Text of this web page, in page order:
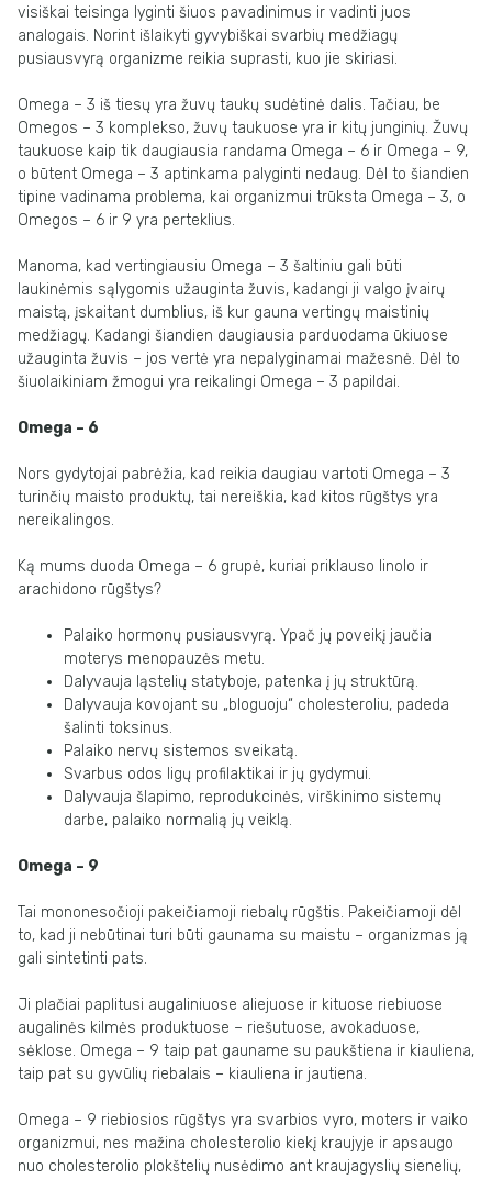
visiškai teisinga lyginti šiuos pavadinimus ir vadinti juos
analogais. Norint išlaikyti gyvybiškai svarbių medžiagų
pusiausvyrą organizme reikia suprasti, kuo jie skiriasi.
Omega – 3 iš tiesų yra žuvų taukų sudėtinė dalis. Tačiau, be
Omegos – 3 komplekso, žuvų taukuose yra ir kitų junginių. Žuvų
taukuose kaip tik daugiausia randama Omega – 6 ir Omega – 9,
o būtent Omega – 3 aptinkama palyginti nedaug. Dėl to šiandien
tipine vadinama problema, kai organizmui trūksta Omega – 3, o
Omegos – 6 ir 9 yra perteklius.
Manoma, kad vertingiausiu Omega – 3 šaltiniu gali būti
laukinėmis sąlygomis užauginta žuvis, kadangi ji valgo įvairų
maistą, įskaitant dumblius, iš kur gauna vertingų maistinių
medžiagų. Kadangi šiandien daugiausia parduodama ūkiuose
užauginta žuvis – jos vertė yra nepalyginamai mažesnė. Dėl to
šiuolaikiniam žmogui yra reikalingi Omega – 3 papildai.
Omega – 6
Nors gydytojai pabrėžia, kad reikia daugiau vartoti Omega – 3
turinčių maisto produktų, tai nereiškia, kad kitos rūgštys yra
nereikalingos.
Ką mums duoda Omega – 6 grupė, kuriai priklauso linolo ir
arachidono rūgštys?
Palaiko hormonų pusiausvyrą. Ypač jų poveikį jaučia
moterys menopauzės metu.
Dalyvauja ląstelių statyboje, patenka į jų struktūrą.
Dalyvauja kovojant su „bloguoju“ cholesteroliu, padeda
šalinti toksinus.
Palaiko nervų sistemos sveikatą.
Svarbus odos ligų profilaktikai ir jų gydymui.
Dalyvauja šlapimo, reprodukcinės, virškinimo sistemų
darbe, palaiko normalią jų veiklą.
Omega – 9
Tai mononesočioji pakeičiamoji riebalų rūgštis. Pakeičiamoji dėl
to, kad ji nebūtinai turi būti gaunama su maistu – organizmas ją
gali sintetinti pats.
Ji plačiai paplitusi augaliniuose aliejuose ir kituose riebiuose
augalinės kilmės produktuose – riešutuose, avokaduose,
sėklose. Omega – 9 taip pat gauname su paukštiena ir kiauliena,
taip pat su gyvūlių riebalais – kiauliena ir jautiena.
Omega – 9 riebiosios rūgštys yra svarbios vyro, moters ir vaiko
organizmui, nes mažina cholesterolio kiekį kraujyje ir apsaugo
nuo cholesterolio plokštelių nusėdimo ant kraujagyslių sienelių,